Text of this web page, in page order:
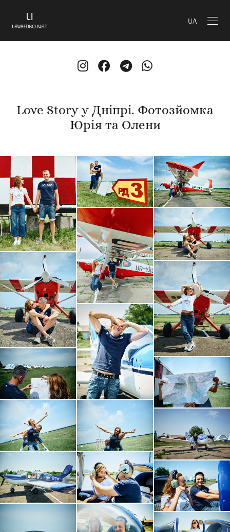
UA
Love Story у Дніпрі. Фотозйомка
Юрія та Олени